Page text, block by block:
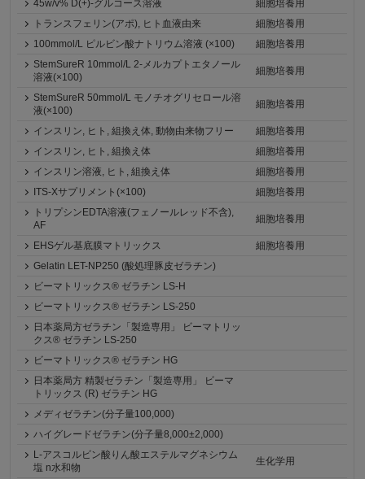
45w/v% D(+)-グルコース溶液
細胞培養用
トランスフェリン(アポ), ヒト血液由来
細胞培養用
100mmol/L ピルビン酸ナトリウム溶液 (×100)
細胞培養用
StemSureR 10mmol/L 2-メルカプトエタノール
溶液(×100)
細胞培養用
StemSureR 50mmol/L モノチオグリセロール溶
液(×100)
細胞培養用
インスリン, ヒト, 組換え体, 動物由来物フリー
細胞培養用
インスリン, ヒト, 組換え体
細胞培養用
インスリン溶液, ヒト, 組換え体
細胞培養用
ITS-Xサプリメント(×100)
細胞培養用
トリプシンEDTA溶液(フェノールレッド不含),
AF
細胞培養用
EHSゲル基底膜マトリックス
細胞培養用
Gelatin LET-NP250 (酸処理豚皮ゼラチン)
ビーマトリックス® ゼラチン LS-H
ビーマトリックス® ゼラチン LS-250
日本薬局方ゼラチン「製造専用」 ビーマトリッ
クス® ゼラチン LS-250
ビーマトリックス® ゼラチン HG
日本薬局方 精製ゼラチン「製造専用」 ビーマ
トリックス (R) ゼラチン HG
メディゼラチン(分子量100,000)
ハイグレードゼラチン(分子量8,000±2,000)
L-アスコルビン酸りん酸エステルマグネシウム
塩 n水和物
生化学用